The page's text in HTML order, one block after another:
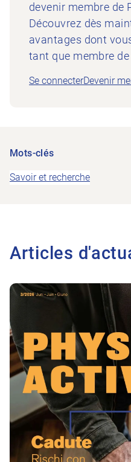
devenir membre de
Découvrez dès
avantages dont
tant que membre
Se connecterDevenir
Mots-clés
Savoir et recherche
Articles
Vers l'article Avant la chute